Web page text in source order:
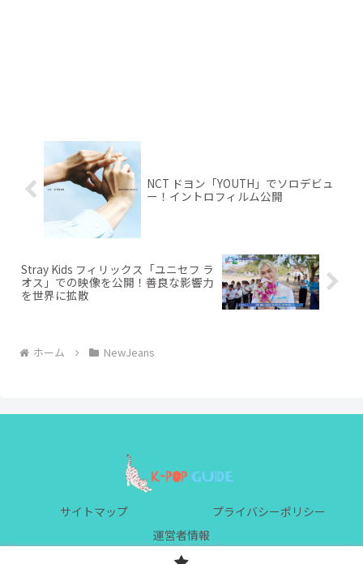
NCT ドヨン「YOUTH」でソロデビュ
ー！イントロフィルム公開
Stray Kids フィリックス「ユニセフ ラ
オス」での映像を公開！善良な影響力
を世界に拡散
ホーム NewJeans
サイトマップ
プライバシーポリシー
運営者情報